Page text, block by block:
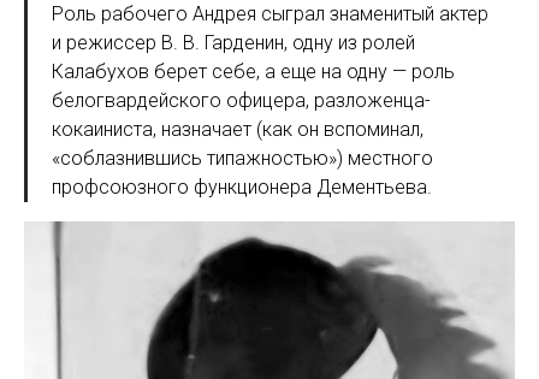
Роль рабочего Андрея сыграл знаменитый актер
и режиссер В. В. Гарденин, одну из ролей
Калабухов берет себе, а еще на одну — роль
белогвардейского офицера, разложенца-
кокаиниста, назначает (как он вспоминал,
«соблазнившись типажностью») местного
профсоюзного функционера Дементьева.